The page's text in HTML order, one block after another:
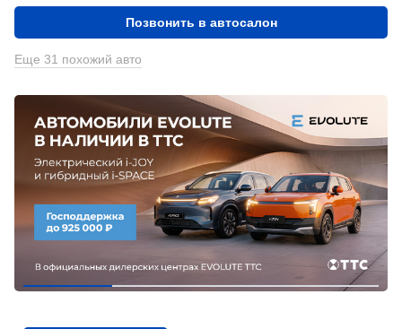
Позвонить в автосалон
Еще 31 похожий авто